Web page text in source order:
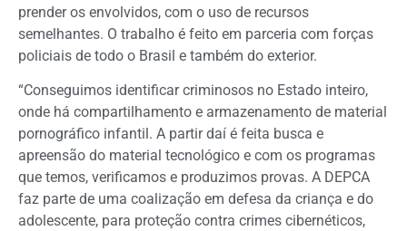
prender os envolvidos, com o uso de recursos
semelhantes. O trabalho é feito em parceria com forças
policiais de todo o Brasil e também do exterior.
“Conseguimos identificar criminosos no Estado inteiro,
onde há compartilhamento e armazenamento de material
pornográfico infantil. A partir daí é feita busca e
apreensão do material tecnológico e com os programas
que temos, verificamos e produzimos provas. A DEPCA
faz parte de uma coalização em defesa da criança e do
adolescente, para proteção contra crimes cibernéticos,